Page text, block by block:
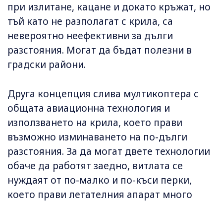
при излитане, кацане и докато кръжат, но
тъй като не разполагат с крила, са
невероятно неефективни за дълги
разстояния. Могат да бъдат полезни в
градски райони.
Друга концепция слива мултикоптера с
общата авиационна технология и
използването на крила, което прави
възможно изминаването на по-дълги
разстояния. За да могат двете технологии
обаче да работят заедно, витлата се
нуждаят от по-малко и по-къси перки,
което прави летателния апарат много